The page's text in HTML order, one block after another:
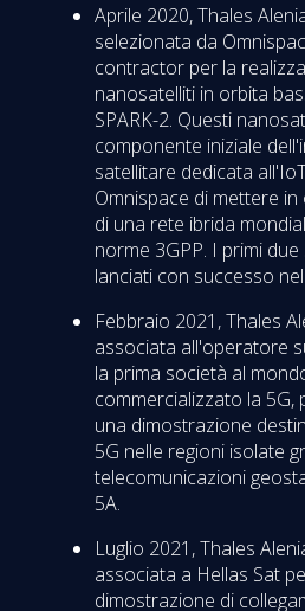
Aprile 2020, Thales
selezionata da
contractor per la
nanosatelliti in orbita
SPARK-2. Questi
componente iniziale
satellitare dedicata
Omnispace di mettere
di una rete ibrida
norme 3GPP. I primi
lanciati con successo
Febbraio 2021, Thales
associata all'operatore
la prima società al
commercializzato la 5G,
una dimostrazione
5G nelle regioni isolate
telecomunicazioni
5A.
Luglio 2021, Thales
associata a Hellas Sat
dimostrazione di